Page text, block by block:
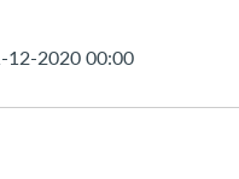
12-2020 00:00